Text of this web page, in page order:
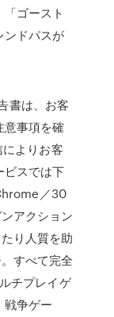
ゴースト
ンドパスが
書は、お客
意事項を確
よりお客
ビスでは下
／30
アクション
り人質を助
すべて完全
チプレイゲ
戦争ゲー